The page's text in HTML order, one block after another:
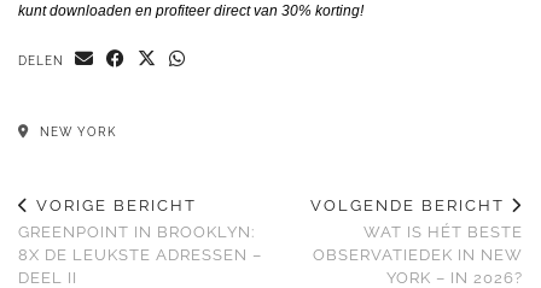
kunt downloaden en profiteer direct van 30% korting!
DELEN
NEW YORK
VORIGE BERICHT
GREENPOINT IN BROOKLYN:
8X DE LEUKSTE ADRESSEN –
DEEL II
VOLGENDE BERICHT
WAT IS HÉT BESTE
OBSERVATIEDEK IN NEW
YORK – IN 2026?